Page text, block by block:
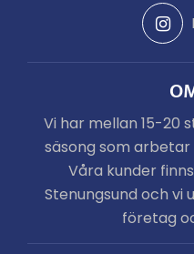
Vi har mellan 15-20
säsong som
Våra kunder
Stenungsund och vi
företag